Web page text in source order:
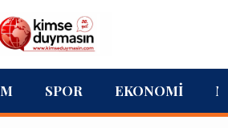
SPOR EKONOMI